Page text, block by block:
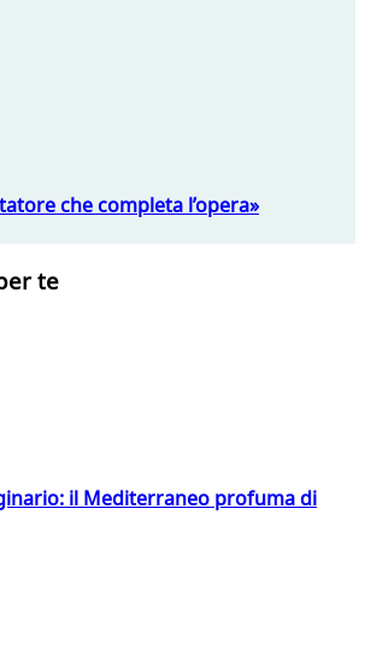
che completa l’opera»
te
il Mediterraneo profuma di